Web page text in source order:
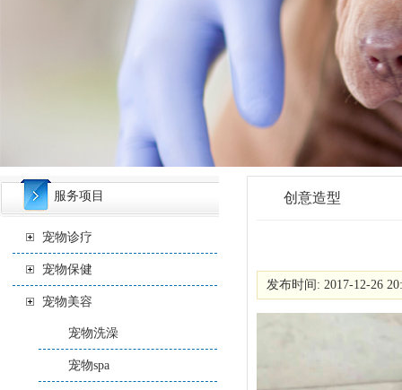
服务项目
宠物诊疗
宠物保健
宠物美容
宠物洗澡
宠物spa
创意造型
发布时间: 2017-12-26